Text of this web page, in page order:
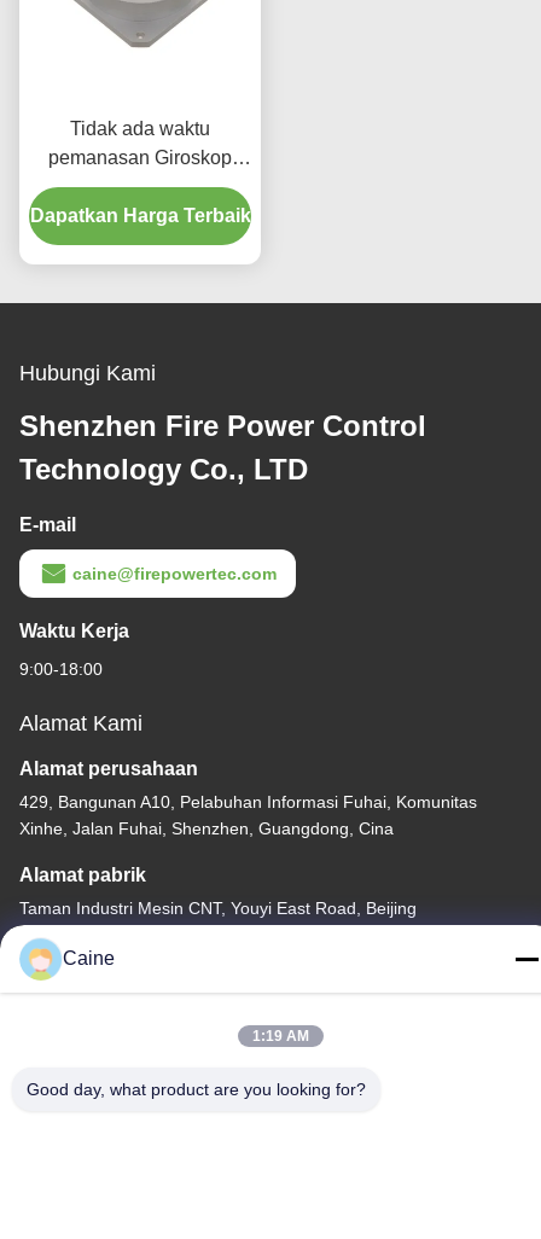
Tidak ada waktu
pemanasan Giroskop
serat optik dengan
rentang dinamis luas
200g Output Mode RS-
Dapatkan Harga Terbaik
Hubungi Kami
Shenzhen Fire Power Control
Technology Co., LTD
E-mail
caine@firepowertec.com
Waktu Kerja
9:00-18:00
Alamat Kami
Alamat perusahaan
429, Bangunan A10, Pelabuhan Informasi Fuhai, Komunitas
Xinhe, Jalan Fuhai, Shenzhen, Guangdong, Cina
Alamat pabrik
Taman Industri Mesin CNT, Youyi East Road, Beijing
Telp
86-755-23097872
Caine
1:19 AM
Good day, what product are you looking for?